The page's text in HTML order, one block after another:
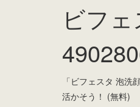
ビフ
「ビフェスタ 泡
活かそう！ (無料)